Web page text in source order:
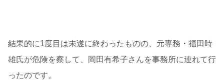
結果的に1度目は未遂に終わったものの、元専務・福田時
雄氏が危険を察して、岡田有希子さんを事務所に連れて行
ったのです。